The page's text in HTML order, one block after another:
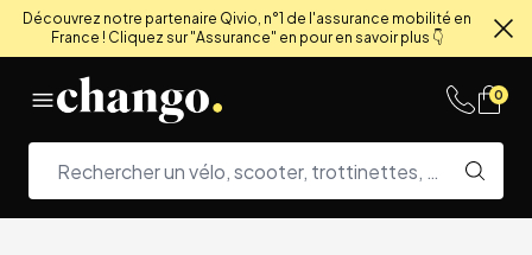
Découvrez notre partenaire Qivio, n°1 de l'assurance mobilité en
France ! Cliquez sur "Assurance" en pour en savoir plus 👇
0